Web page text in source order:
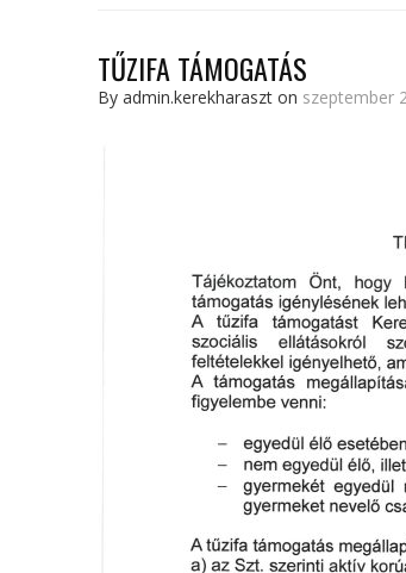
TŰZIFA TÁMOGATÁS
By admin.kerekharaszt on szeptember